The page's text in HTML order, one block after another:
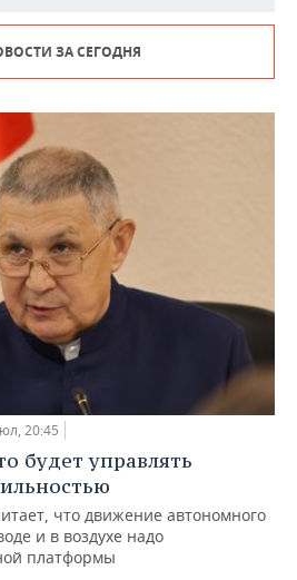
ЗА СЕГОДНЯ
20:45
будет управлять
что движение автономного
и в воздухе надо
платформы